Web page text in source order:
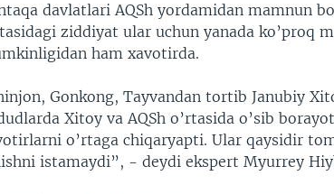
davlatlari AQSh yordamidan mamnun
ziddiyat ular uchun yanada ko’proq
ham xavotirda.
Gonkong, Tayvandan tortib Janubiy
Xitoy va AQSh o’rtasida o’sib
o’rtaga chiqaryapti. Ular qaysidir
istamaydi”, - deydi ekspert Myurrey